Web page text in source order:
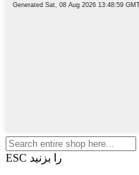
ESC را بزنید